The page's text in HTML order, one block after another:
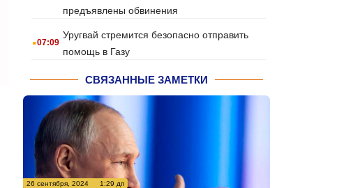
предъявлены обвинения
.07:09
Уругвай стремится безопасно отправить
помощь в Газу
СВЯЗАННЫЕ ЗАМЕТКИ
26 сентября, 2024 1:29 дп